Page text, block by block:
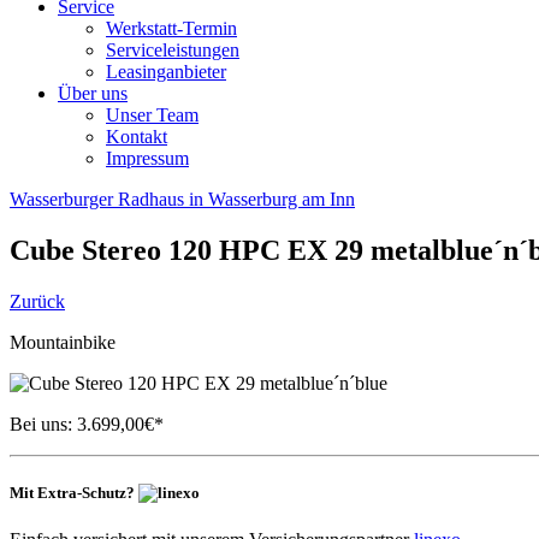
Service
Werkstatt-Termin
Serviceleistungen
Leasinganbieter
Über uns
Unser Team
Kontakt
Impressum
Wasserburger Radhaus in Wasserburg am Inn
Cube Stereo 120 HPC EX 29
Zurück
Mountainbike
Bei uns: 3.699,00€*
Mit Extra-Schutz?